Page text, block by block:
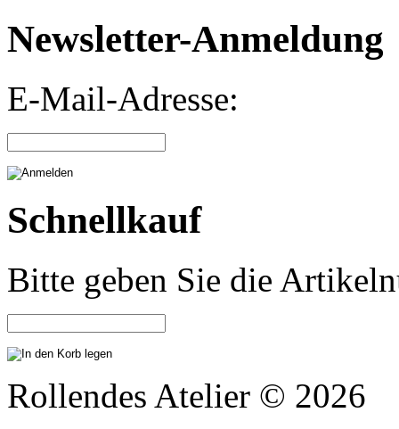
Newsletter-Anmeldung
E-Mail-Adresse:
Schnellkauf
Bitte geben Sie die
Rollendes Atelier © 2026